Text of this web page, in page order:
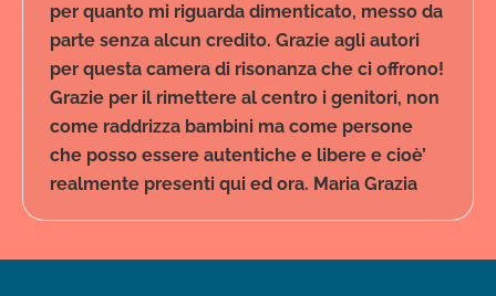
per quanto mi riguarda dimenticato, messo da
parte senza alcun credito. Grazie agli autori
per questa camera di risonanza che ci offrono!
Grazie per il rimettere al centro i genitori, non
come raddrizza bambini ma come persone
che posso essere autentiche e libere e cioè’
realmente presenti qui ed ora. Maria Grazia